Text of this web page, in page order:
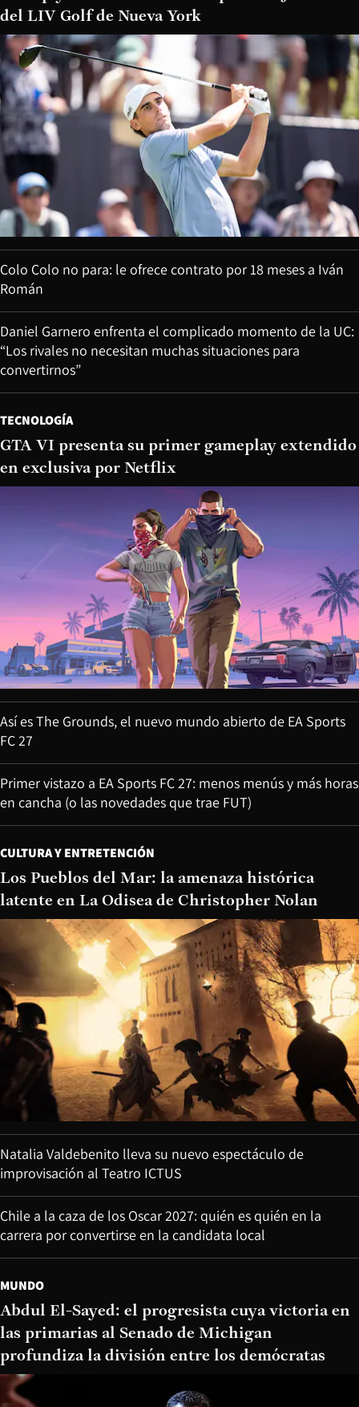
del LIV Golf de Nueva York
Colo Colo no para: le ofrece contrato por 18 meses a Iván
Román
Daniel Garnero enfrenta el complicado momento de la UC:
“Los rivales no necesitan muchas situaciones para
convertirnos”
TECNOLOGÍA
GTA VI presenta su primer gameplay extendido
en exclusiva por Netflix
Así es The Grounds, el nuevo mundo abierto de EA Sports
FC 27
Primer vistazo a EA Sports FC 27: menos menús y más horas
en cancha (o las novedades que trae FUT)
CULTURA Y ENTRETENCIÓN
Los Pueblos del Mar: la amenaza histórica
latente en La Odisea de Christopher Nolan
Natalia Valdebenito lleva su nuevo espectáculo de
improvisación al Teatro ICTUS
Chile a la caza de los Oscar 2027: quién es quién en la
carrera por convertirse en la candidata local
MUNDO
Abdul El-Sayed: el progresista cuya victoria en
las primarias al Senado de Michigan
profundiza la división entre los demócratas